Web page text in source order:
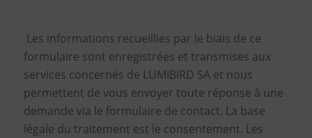
Les informations recueillies par le biais de ce
formulaire sont enregistrées et transmises aux
services concernés de LUMIBIRD SA et nous
permettent de vous envoyer toute réponse à une
demande via le formulaire de contact. La base
légale du traitement est le consentement. Les